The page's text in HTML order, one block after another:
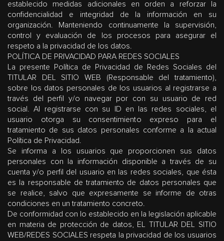
establecido medidas adicionales en orden a reforzar la
confidencialidad e integridad de la información en su
organización. Manteniendo continuamente la supervisión,
control y evaluación de los procesos para asegurar el
respeto a la privacidad de los datos.
POLÍTICA DE PRIVACIDAD PARA REDES SOCIALES
La presente Política de Privacidad de Redes Sociales del
TITULAR DEL SITIO WEB (Responsable del tratamiento),
sobre los datos personales de los usuarios al registrarse a
través del perfil y/o navegar por con su usuario de red
social. Al registrarse con su ID en las redes sociales, el
usuario otorga su consentimiento expreso para el
tratamiento de sus datos personales conforme a la actual
Política de Privacidad.
Se informa a los usuarios que proporcionen sus datos
personales con la información disponible a través de su
cuenta y/o perfil del usuario en las redes sociales, que ésta
es la responsable de tratamiento de datos personales que
se realice, salvo que expresamente se informe de otras
condiciones en un tratamiento concreto.
De conformidad con lo establecido en la legislación aplicable
en materia de protección de datos, EL TITULAR DEL SITIO
WEB/REDES SOCIALES respeta la privacidad de los usuarios